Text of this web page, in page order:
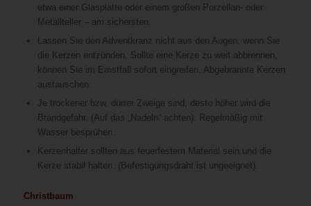
etwa einer Glasplatte oder einem großen Porzellan- oder
Metallteller – am sichersten.
Lassen Sie den Adventkranz nicht aus den Augen, wenn Sie
die Kerzen entzünden. Sollte eine Kerze zu weit abbrennen,
können Sie im Ernstfall sofort eingreifen. Abgebrannte Kerzen
austauschen.
Je trockener bzw. dürrer Zweige sind, desto höher wird die
Brandgefahr. (Auf das „Nadeln“ achten). Regelmäßig mit
Wasser besprühen.
Kerzenhalter sollten aus feuerfestem Material sein und die
Kerze stabil halten. (Befestigungsdraht ist ungeeignet).
Christbaum